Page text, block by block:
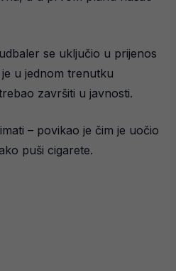
se uključio u prijenos
u jednom trenutku
završiti u javnosti.
– povikao je čim je uočio
puši cigarete.